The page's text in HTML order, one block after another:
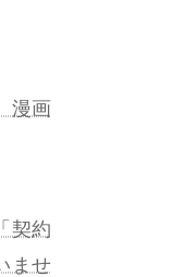
漫画
契約
ませ